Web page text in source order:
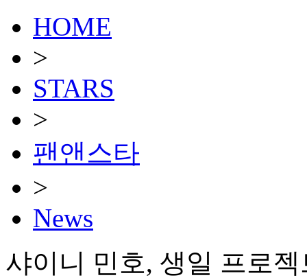
HOME
>
STARS
>
팬앤스타
>
News
샤이니 민호, 생일 프로